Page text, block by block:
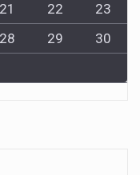
21 22
23
28 29
30